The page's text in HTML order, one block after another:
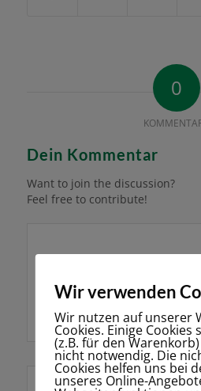
0
Dein Kommentar
Want to join the discussion?
Feel free to contribute!
Wir verwenden
Wir nutzen auf unserer
Cookies. Einige
(z.B. für den
nicht notwendig. Die
Cookies helfen uns bei
unseres Online-